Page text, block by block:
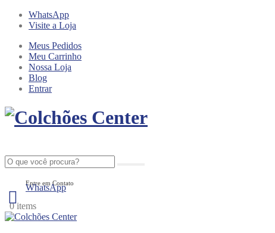
WhatsApp
Visite a Loja
Meus Pedidos
Meu Carrinho
Nossa Loja
Blog
Entrar
Entre em Contato
WhatsApp
00 items